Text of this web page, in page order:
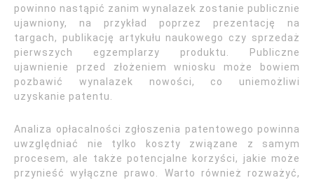
powinno nastąpić zanim wynalazek zostanie publicznie
ujawniony, na przykład poprzez prezentację na
targach, publikację artykułu naukowego czy sprzedaż
pierwszych egzemplarzy produktu. Publiczne
ujawnienie przed złożeniem wniosku może bowiem
pozbawić wynalazek nowości, co uniemożliwi
uzyskanie patentu.
Analiza opłacalności zgłoszenia patentowego powinna
uwzględniać nie tylko koszty związane z samym
procesem, ale także potencjalne korzyści, jakie może
przynieść wyłączne prawo. Warto również rozważyć,